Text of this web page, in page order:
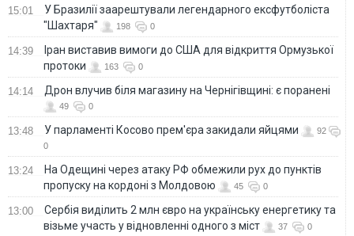
15:01
У Бразилії заарештували легендарного ексфутболіста
"Шахтаря"
198 0
14:39
Іран виставив вимоги до США для відкриття Ормузької
протоки
163 0
14:14 Дрон влучив біля магазину на Чернігівщині: є поранені
49 0
13:48 У парламенті Косово прем'єра закидали яйцями
92
0
13:24
На Одещині через атаку РФ обмежили рух до пунктів
пропуску на кордоні з Молдовою
45 0
13:00
Сербія виділить 2 млн євро на українську енергетику та
візьме участь у відновленні одного з міст
37 0